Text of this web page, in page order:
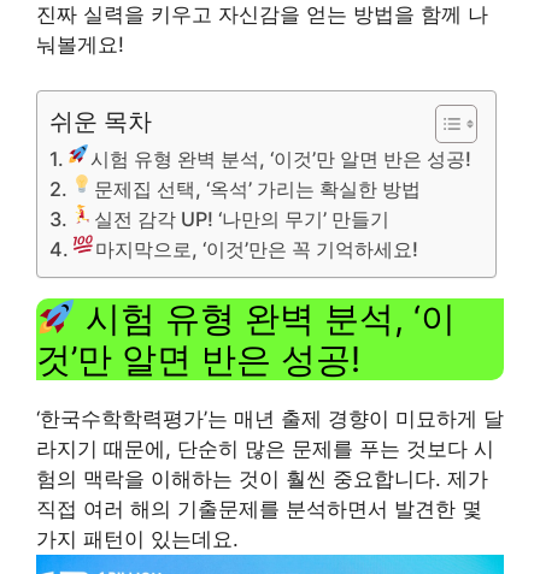
진짜 실력을 키우고 자신감을 얻는 방법을 함께 나
눠볼게요!
쉬운 목차
시험 유형 완벽 분석, ‘이것’만 알면 반은 성공!
문제집 선택, ‘옥석’ 가리는 확실한 방법
실전 감각 UP! ‘나만의 무기’ 만들기
마지막으로, ‘이것’만은 꼭 기억하세요!
시험 유형 완벽 분석, ‘이
것’만 알면 반은 성공!
‘한국수학학력평가’는 매년 출제 경향이 미묘하게 달
라지기 때문에, 단순히 많은 문제를 푸는 것보다 시
험의 맥락을 이해하는 것이 훨씬 중요합니다. 제가
직접 여러 해의 기출문제를 분석하면서 발견한 몇
가지 패턴이 있는데요.